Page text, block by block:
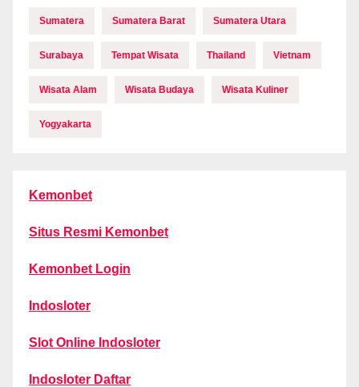
Sumatera Sumatera Barat Sumatera Utara
Surabaya Tempat Wisata Thailand Vietnam
Wisata Alam Wisata Budaya Wisata Kuliner
Yogyakarta
Kemonbet
Situs Resmi Kemonbet
Kemonbet Login
Indosloter
Slot Online Indosloter
Indosloter Daftar